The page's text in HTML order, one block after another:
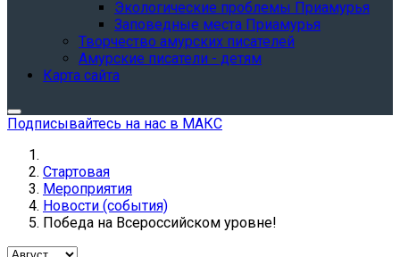
Экологические проблемы Приамурья
Заповедные места Приамурья
Творчество амурских писателей
Амурские писатели - детям
Карта сайта
Подписывайтесь на нас в МАКС
Стартовая
Мероприятия
Новости (события)
Победа на Всероссийском уровне!